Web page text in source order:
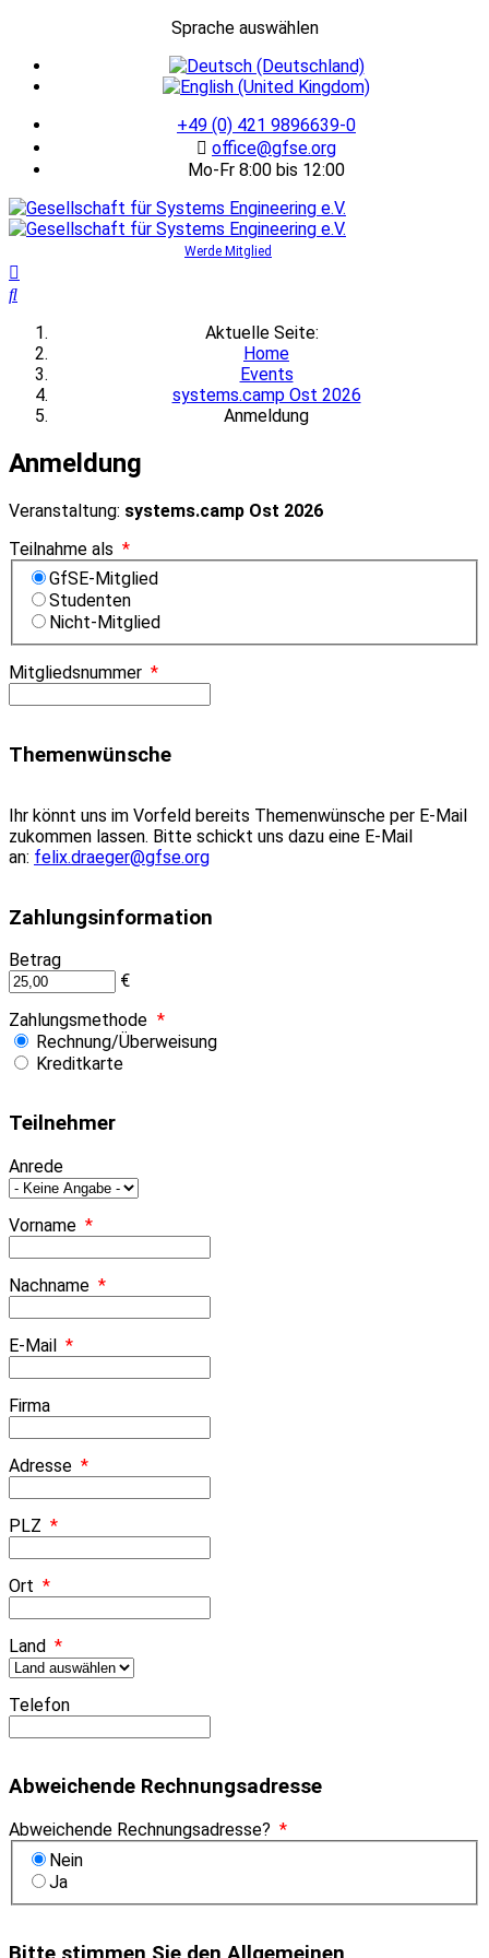
Sprache auswählen
+49 (0) 421 9896639-0
office@gfse.org
Mo-Fr 8:00 bis 12:00
Werde Mitglied
Aktuelle Seite:
Home
Events
systems.camp Ost 2026
Anmeldung
Anmeldung
Veranstaltung: systems.camp Ost 2026
Teilnahme als *
GfSE-Mitglied
Studenten
Nicht-Mitglied
Mitgliedsnummer *
Themenwünsche
Ihr könnt uns im Vorfeld bereits Themenwünsche per E-Mail
zukommen lassen. Bitte schickt uns dazu eine E-Mail
an: felix.draeger@gfse.org
Zahlungsinformation
Betrag
€
Zahlungsmethode *
Rechnung/Überweisung
Kreditkarte
Teilnehmer
Anrede
Vorname *
Nachname *
E-Mail *
Firma
Adresse *
PLZ *
Ort *
Land *
Telefon
Abweichende Rechnungsadresse
Abweichende Rechnungsadresse? *
Nein
Ja